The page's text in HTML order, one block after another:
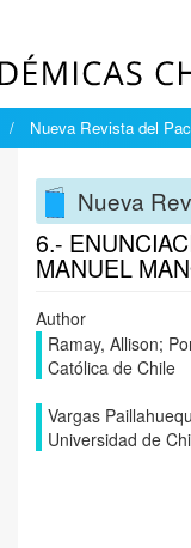
Nueva Revista del
Nueva
6.-
MANUEL
Author
Ramay, Allison;
Católica de Chile
Vargas
Universidad de